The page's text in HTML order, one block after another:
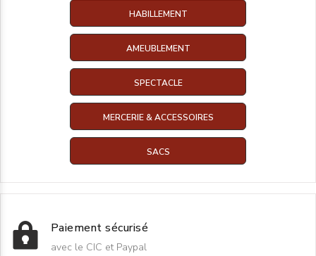
HABILLEMENT
AMEUBLEMENT
SPECTACLE
MERCERIE & ACCESSOIRES
SACS
Paiement sécurisé
avec le CIC et Paypal